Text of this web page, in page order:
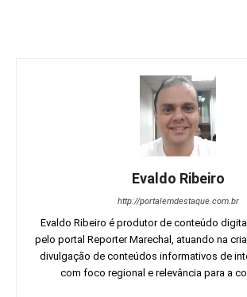
Evaldo Ribeiro
http://portalemdestaque.com.br
Evaldo Ribeiro é produtor de conteúdo
pelo portal Reporter Marechal, atuando na
divulgação de conteúdos informativos de
com foco regional e relevância para a